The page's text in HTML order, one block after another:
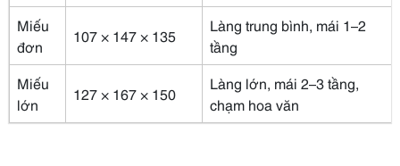
Miếu
đơn
107 × 147 × 135
Làng trung bình, mái 1–2
tầng
Miếu
lớn
127 × 167 × 150
Làng lớn, mái 2–3 tầng,
chạm hoa văn